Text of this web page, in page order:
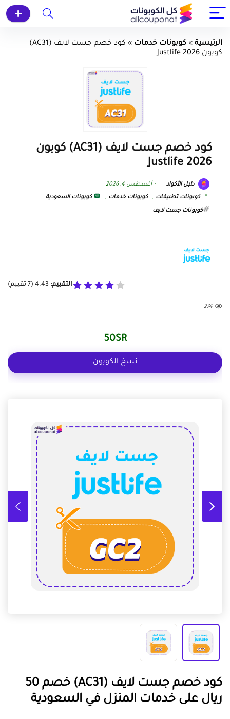
الرئيسية » كوبونات خدمات »
كود خصم جست لايف (AC31)
كوبون Justlife 2026
كود خصم جست لايف (AC31) كوبون
Justlife 2026
دليل الأكواد أغسطس 4, 2026
كوبونات تطبيقات , كوبونات خدمات , كوبونات السعودية
كوبونات جست لايف
التقييم: 4.43
(
7 تقييم)
274
50SR
نسخ الكوبون
كود خصم جست لايف (AC31) خصم 50
ريال على خدمات المنزل في السعودية